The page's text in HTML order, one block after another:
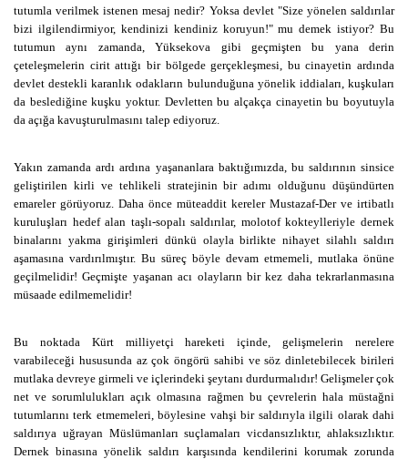
tutumla verilmek istenen mesaj nedir? Yoksa devlet "Size yönelen saldırılar
bizi ilgilendirmiyor, kendinizi kendiniz koruyun!" mu demek istiyor? Bu
tutumun aynı zamanda, Yüksekova gibi geçmişten bu yana derin
çeteleşmelerin cirit attığı bir bölgede gerçekleşmesi, bu cinayetin ardında
devlet destekli karanlık odakların bulunduğuna yönelik iddiaları, kuşkuları
da beslediğine kuşku yoktur. Devletten bu alçakça cinayetin bu boyutuyla
da açığa kavuşturulmasını talep ediyoruz.
Yakın zamanda ardı ardına yaşananlara baktığımızda, bu saldırının sinsice
geliştirilen kirli ve tehlikeli stratejinin bir adımı olduğunu düşündürten
emareler görüyoruz. Daha önce müteaddit kereler Mustazaf-Der ve irtibatlı
kuruluşları hedef alan taşlı-sopalı saldırılar, molotof kokteylleriyle dernek
binalarını yakma girişimleri dünkü olayla birlikte nihayet silahlı saldırı
aşamasına vardırılmıştır. Bu süreç böyle devam etmemeli, mutlaka önüne
geçilmelidir! Geçmişte yaşanan acı olayların bir kez daha tekrarlanmasına
müsaade edilmemelidir!
Bu noktada Kürt milliyetçi hareketi içinde, gelişmelerin nerelere
varabileceği hususunda az çok öngörü sahibi ve söz dinletebilecek birileri
mutlaka devreye girmeli ve içlerindeki şeytanı durdurmalıdır! Gelişmeler çok
net ve sorumlulukları açık olmasına rağmen bu çevrelerin hala müstağni
tutumlarını terk etmemeleri, böylesine vahşi bir saldırıyla ilgili olarak dahi
saldırıya uğrayan Müslümanları suçlamaları vicdansızlıktır, ahlaksızlıktır.
Dernek binasına yönelik saldırı karşısında kendilerini korumak zorunda